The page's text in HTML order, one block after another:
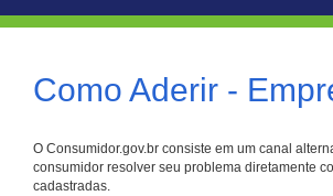
Como Aderir -
O Consumidor.gov.br consiste em um canal
consumidor resolver seu problema diretamente
cadastradas.